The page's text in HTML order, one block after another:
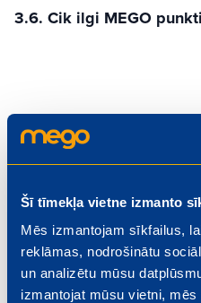
Šī tīmekļa vietne izmanto
Mēs izmantojam sīkfailus,
reklāmas, nodrošinātu
un analizētu mūsu
izmantojat mūsu vietni,
3.6. Cik ilgi MEGO
4. Par
programmas
4.1. Kuponi
4.2. Digitālās uzlīmes